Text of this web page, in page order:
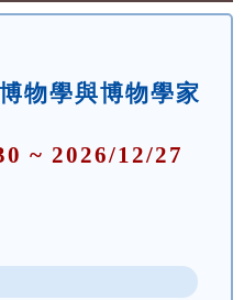
物學與博物學家
~ 2026/12/27